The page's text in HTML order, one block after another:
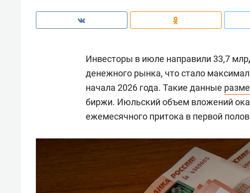
Инвесторы в июле направили 33,7
денежного рынка, что стало
начала 2026 года. Такие данные
биржи. Июльский объем вложений
ежемесячного притока в первой